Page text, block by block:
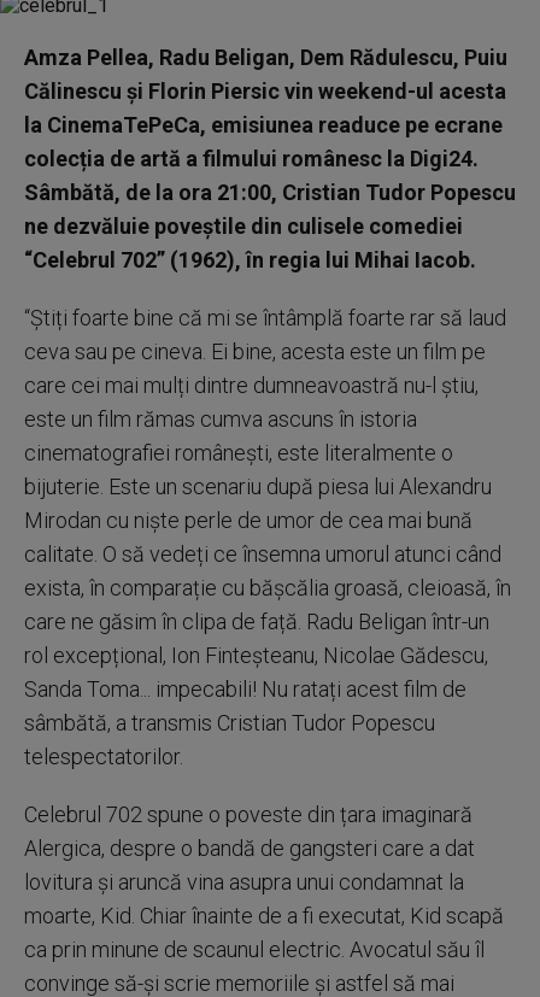
Amza Pellea, Radu Beligan, Dem Rădulescu, Puiu
Călinescu și Florin Piersic vin weekend-ul acesta
la CinemaTePeCa, emisiunea readuce pe ecrane
colecția de artă a filmului românesc la Digi24.
Sâmbătă, de la ora 21:00, Cristian Tudor Popescu
ne dezvăluie poveștile din culisele comediei
“Celebrul 702” (1962), în regia lui Mihai Iacob.
“Știți foarte bine că mi se întâmplă foarte rar să laud
ceva sau pe cineva. Ei bine, acesta este un film pe
care cei mai mulți dintre dumneavoastră nu-l știu,
este un film rămas cumva ascuns în istoria
cinematografiei românești, este literalmente o
bijuterie. Este un scenariu după piesa lui Alexandru
Mirodan cu niște perle de umor de cea mai bună
calitate. O să vedeți ce însemna umorul atunci când
exista, în comparație cu bășcălia groasă, cleioasă, în
care ne găsim în clipa de față. Radu Beligan într-un
rol excepțional, Ion Finteșteanu, Nicolae Gădescu,
Sanda Toma... impecabili! Nu ratați acest film de
sâmbătă, a transmis Cristian Tudor Popescu
telespectatorilor.
Celebrul 702 spune o poveste din țara imaginară
Alergica, despre o bandă de gangsteri care a dat
lovitura și aruncă vina asupra unui condamnat la
moarte, Kid. Chiar înainte de a fi executat, Kid scapă
ca prin minune de scaunul electric. Avocatul său îl
convinge să-și scrie memoriile și astfel să mai